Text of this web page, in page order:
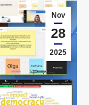
Nov
28
2025